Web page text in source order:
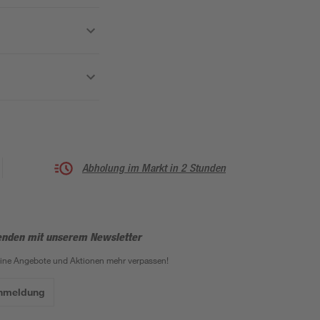
Abholung im Markt in 2 Stunden
mit unserem Newsletter
Angebote und Aktionen mehr verpassen!